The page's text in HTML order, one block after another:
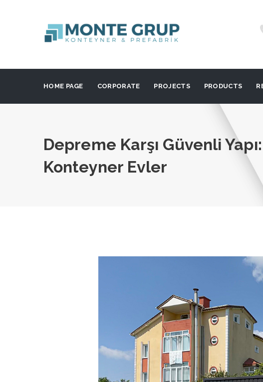
HOME PAGE CORPORATE PROJECTS PRODUCTS
Depreme Karşı Güvenli Yapı:
Konteyner Evler